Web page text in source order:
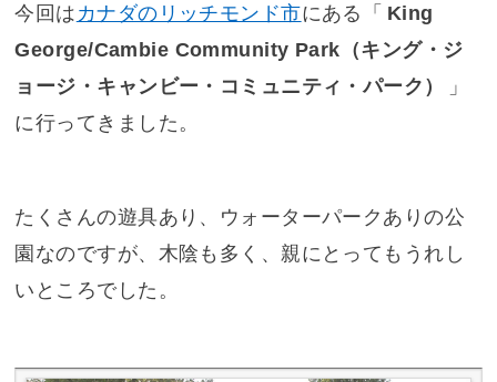
今回は カナダのリッチモンド市にある「 King
George/Cambie Community Park（キング・ジ
ョージ・キャンビー・コミュニティ・パーク）
」
に行ってきました。
たくさんの遊具あり、ウォーターパークありの公
園なのですが、木陰も多く、親にとってもうれし
いところでした。